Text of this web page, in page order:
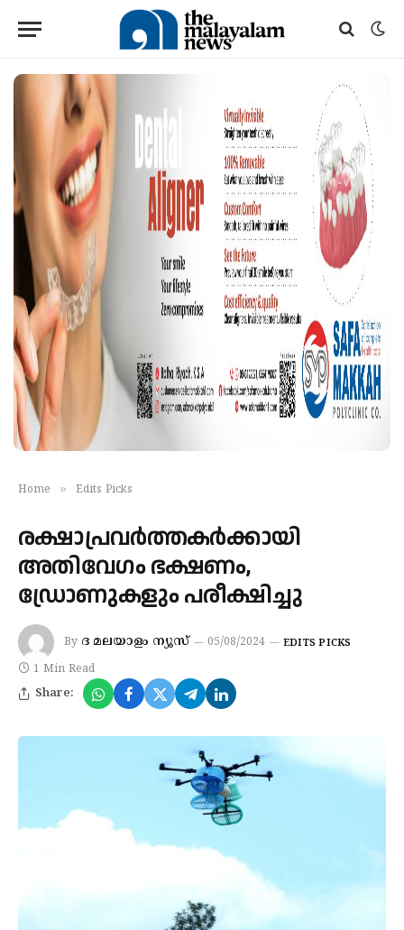
Home » Edits Picks
രക്ഷാപ്രവര്‍ത്തകര്‍ക്കായി
അതിവേഗം ഭക്ഷണം,
ഡ്രോണുകളും പരീക്ഷിച്ചു
By ദ മലയാളം ന്യൂസ് 05/08/2024 EDITS PICKS
1 Min Read
Share: